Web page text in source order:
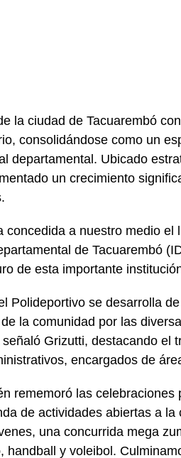
la ciudad de Tacuarembó
consolidándose como un
departamental. Ubicado
un crecimiento
concedida a nuestro medio
de Tacuarembó
de esta importante
Polideportivo se desarrolla
la comunidad por las
señaló Grizutti, destacando
encargados de
rememoró las
de actividades abiertas a
una concurrida mega
handball y voleibol.